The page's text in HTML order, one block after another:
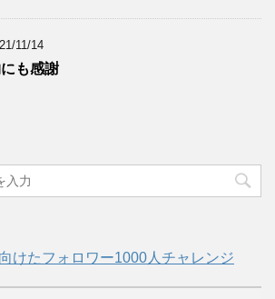
11/14
も感謝
けたフォロワー1000人チャレンジ